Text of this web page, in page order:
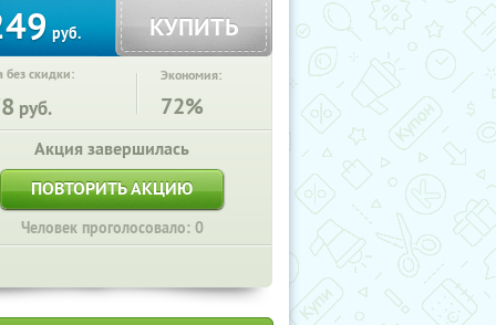
руб. КУПИТЬ
без скидки:
руб.
Экономия:
72%
Акция завершилась
ПОВТОРИТЬ АКЦИЮ
Человек проголосовало: 0